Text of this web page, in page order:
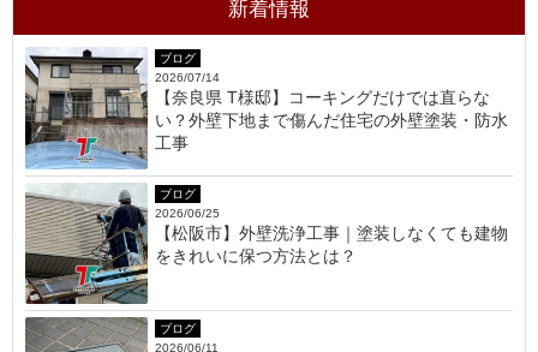
新着情報
ブログ
2026/07/14
【奈良県 T様邸】コーキングだけでは直らな
い？外壁下地まで傷んだ住宅の外壁塗装・防水
工事
ブログ
2026/06/25
【松阪市】外壁洗浄工事｜塗装しなくても建物
をきれいに保つ方法とは？
ブログ
2026/06/11